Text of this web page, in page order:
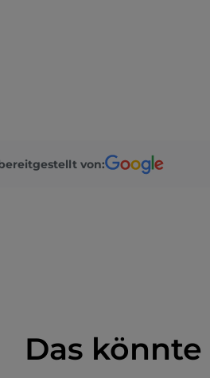
von:
Das